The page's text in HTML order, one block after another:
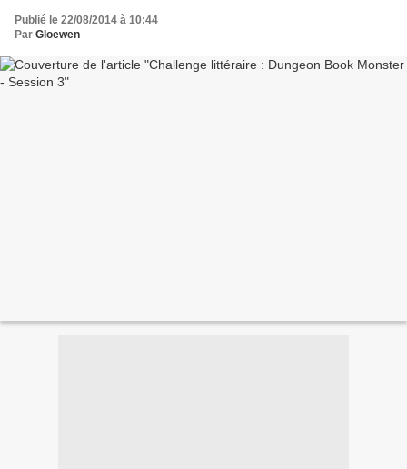
Publié le 22/08/2014 à 10:44
Par Gloewen